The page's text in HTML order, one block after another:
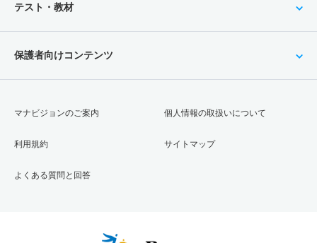
テスト・教材
保護者向けコンテンツ
マナビジョンのご案内
利用規約
よくある質問と回答
個人情報の取扱いについて
サイトマップ